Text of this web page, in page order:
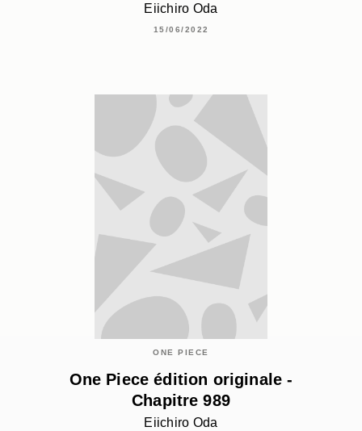
Eiichiro Oda
15/06/2022
ONE PIECE
One Piece édition originale -
Chapitre 989
Eiichiro Oda